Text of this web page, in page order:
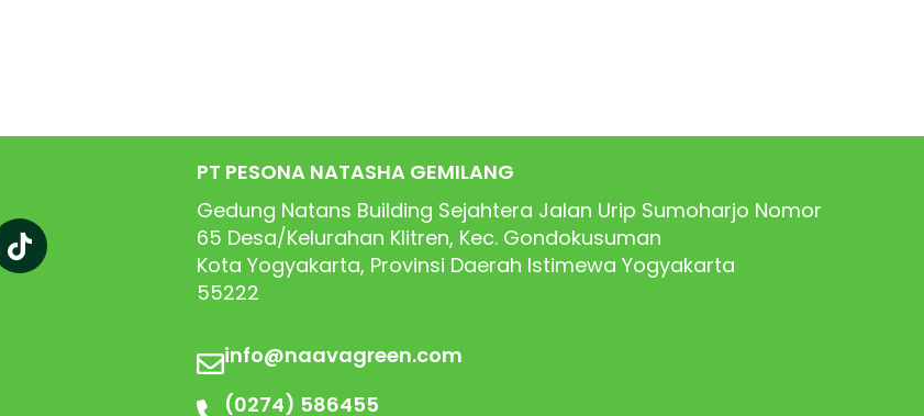
PT PESONA NATASHA GEMILANG
Gedung Natans Building Sejahtera Jalan Urip Sumoharjo Nomor
65 Desa/Kelurahan Klitren, Kec. Gondokusuman
Kota Yogyakarta, Provinsi Daerah Istimewa Yogyakarta
55222
info@naavagreen.com
(0274) 586455